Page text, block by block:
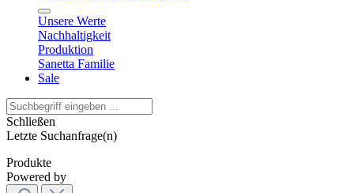
Unsere Werte
Nachhaltigkeit
Produktion
Sanetta Familie
Sale
Schließen
Letzte Suchanfrage(n)
Produkte
Powered by